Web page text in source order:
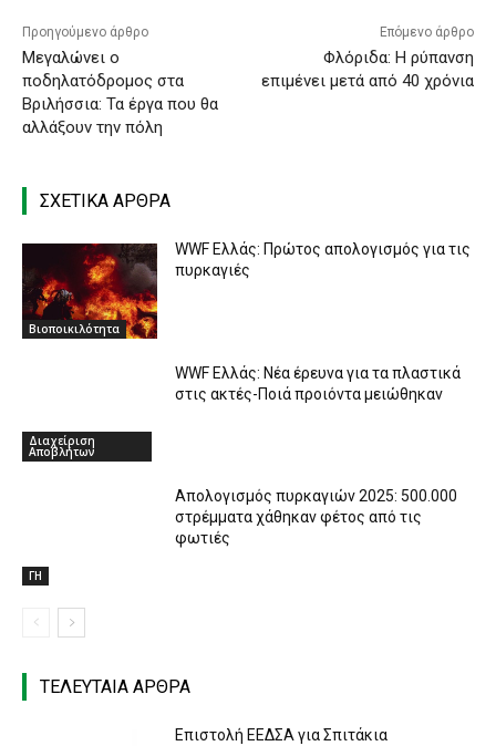
Προηγούμενο άρθρο
Μεγαλώνει ο
ποδηλατόδρομος στα
Βριλήσσια: Τα έργα που θα
αλλάξουν την πόλη
Επόμενο άρθρο
Φλόριδα: Η ρύπανση
επιμένει μετά από 40 χρόνια
ΣΧΕΤΙΚΑ ΑΡΘΡΑ
Βιοποικιλότητα
WWF Ελλάς: Πρώτος απολογισμός για τις
πυρκαγιές
Διαχείριση
Αποβλήτων
WWF Ελλάς: Νέα έρευνα για τα πλαστικά
στις ακτές-Ποιά προιόντα μειώθηκαν
ΓΗ
Απολογισμός πυρκαγιών 2025: 500.000
στρέμματα χάθηκαν φέτος από τις
φωτιές
ΤΕΛΕΥΤΑΙΑ ΑΡΘΡΑ
Επιστολή ΕΕΔΣΑ για Σπιτάκια